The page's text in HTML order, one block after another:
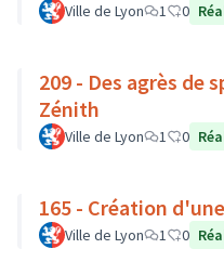
Ville de Lyon 1 0
209 - Des agrès de
Zénith
Ville de Lyon 1 0
165 - Création
Ville de Lyon 1 0